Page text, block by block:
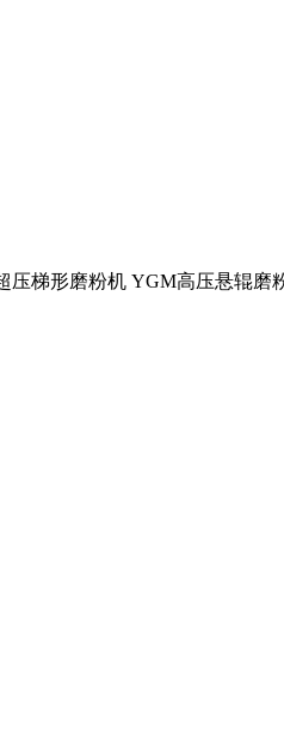
梯形磨粉机 YGM高压悬辊磨